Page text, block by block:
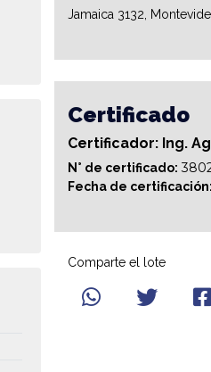
Jamaica 3132,
Certificado
Certificador: Ing.
N° de certificado:
Fecha de certificación:
Comparte el lote